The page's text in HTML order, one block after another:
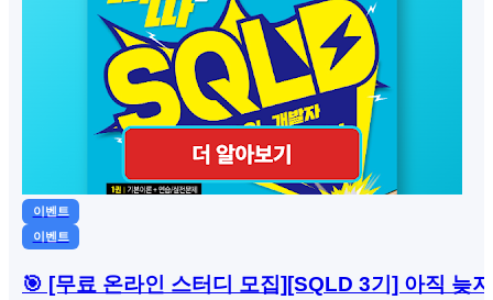
이벤트
이벤트
🎯 [무료 온라인 스터디 모집][SQLD 3기] 아직 늦지